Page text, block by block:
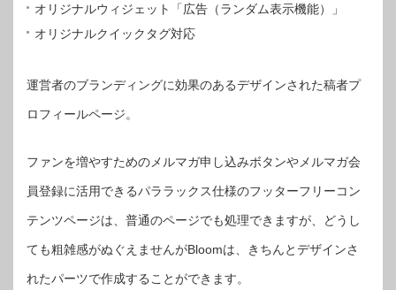
オリジナルウィジェット「広告（ランダム表示機能）」
オリジナルクイックタグ対応
運営者のブランディングに効果のあるデザインされた稿者プ
ロフィールページ。
ファンを増やすためのメルマガ申し込みボタンやメルマガ会
員登録に活用できるパララックス仕様のフッターフリーコン
テンツページは、普通のページでも処理できますが、どうし
ても粗雑感がぬぐえませんがBloomは、きちんとデザインさ
れたパーツで作成することができます。